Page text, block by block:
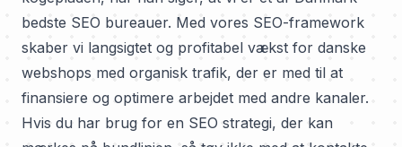
bedste SEO bureauer. Med vores SEO-framework
skaber vi langsigtet og profitabel vækst for danske
webshops med organisk trafik, der er med til at
finansiere og optimere arbejdet med andre kanaler.
Hvis du har brug for en SEO strategi, der kan